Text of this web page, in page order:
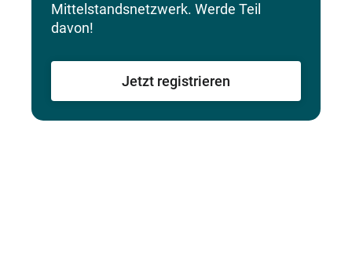
Mittelstandsnetzwerk. Werde Teil
davon!
Jetzt registrieren